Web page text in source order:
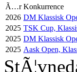
Ã…r Konkurrence
2026 DM Klassisk
2025 TSK Cup,
2025 DM Klassisk
2025 Aask Open,